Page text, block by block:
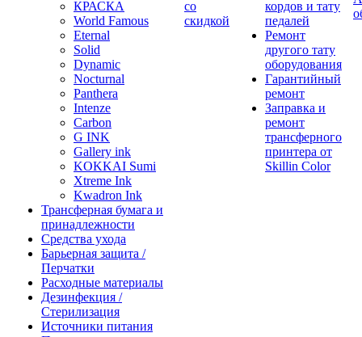
КРАСКА
World Famous
Eternal
Solid
Dynamic
Nocturnal
Panthera
Intenze
Carbon
G INK
Gallery ink
KOKKAI Sumi
Xtreme Ink
Kwadron Ink
Трансферная бумага и
принадлежности
Средства ухода
Барьерная защита /
Перчатки
Расходные материалы
Дезинфекция /
Стерилизация
Источники питания
со
скидкой
кордов и тату
педалей
Ремонт
другого тату
оборудования
Гарантийный
ремонт
Заправка и
ремонт
трансферного
принтера от
Skillin Color